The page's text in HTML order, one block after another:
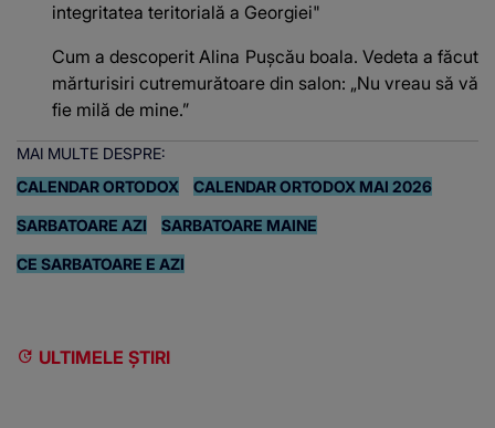
integritatea teritorială a Georgiei"
Cum a descoperit Alina Pușcău boala. Vedeta a făcut
mărturisiri cutremurătoare din salon: „Nu vreau să vă
fie milă de mine.”
MAI MULTE DESPRE:
CALENDAR ORTODOX
CALENDAR ORTODOX MAI 2026
SARBATOARE AZI SARBATOARE MAINE
CE SARBATOARE E AZI
ULTIMELE ȘTIRI